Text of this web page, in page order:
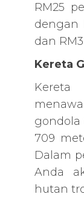
RM25
dengan
dan
Kereta
709
Dalam
Anda
hutan